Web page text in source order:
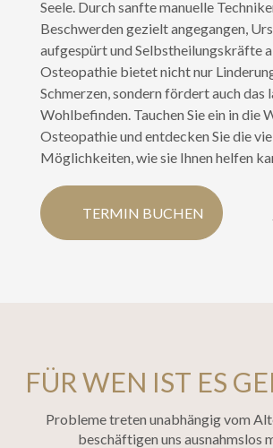
Seele. Durch sanfte manuelle
Beschwerden gezielt angegangen,
aufgespürt und Selbstheilungskräfte
Osteopathie bietet nicht nur
Schmerzen, sondern fördert auch das
Wohlbefinden. Tauchen Sie ein in die
Osteopathie und entdecken Sie die
Möglichkeiten, wie sie Ihnen helfen
TERMIN BUCHEN
FÜR WEN IST ES
Probleme treten unabhängig vom
beschäftigen uns ausnahmslos